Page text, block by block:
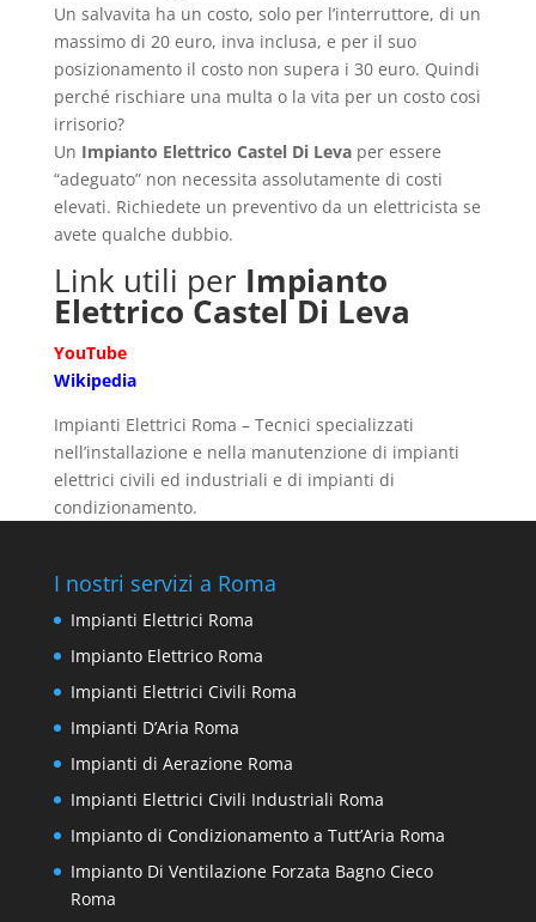
Un salvavita ha un costo, solo per l’interruttore, di un
massimo di 20 euro, inva inclusa, e per il suo
posizionamento il costo non supera i 30 euro. Quindi
perché rischiare una multa o la vita per un costo cosi
irrisorio?
Un Impianto Elettrico Castel Di Levaper essere
“adeguato” non necessita assolutamente di costi
elevati. Richiedete un preventivo da un elettricista se
avete qualche dubbio.
Link utili per Impianto
Elettrico Castel Di Leva
YouTube
Wikipedia
Impianti Elettrici Roma – Tecnici specializzati
nell’installazione e nella manutenzione di impianti
elettrici civili ed industriali e di impianti di
condizionamento.
I nostri servizi a Roma
Impianti Elettrici Roma
Impianto Elettrico Roma
Impianti Elettrici Civili Roma
Impianti D’Aria Roma
Impianti di Aerazione Roma
Impianti Elettrici Civili Industriali Roma
Impianto di Condizionamento a Tutt’Aria Roma
Impianto Di Ventilazione Forzata Bagno Cieco
Roma